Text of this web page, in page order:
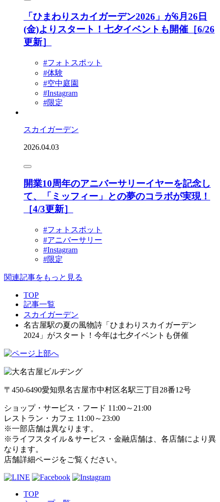
「ひまわりスカイガーデン2026」が6月26日
(金)よりスタート！七夕イベントも開催［6/26
更新］
#フォトスポット
#体験
#空中庭園
#Instagram
#限定
スカイガーデン
2026.04.03
開業10周年のアニバーサリーイヤーを記念し
て、「ミッフィー」との夢のコラボが実現！
［4/3更新］
#フォトスポット
#アニバーサリー
#Instagram
#限定
関連記事をもっと見る
TOP
記事一覧
スカイガーデン
名古屋駅の夏の風物詩「ひまわりスカイガーデン
2024」がスタート！今年は七夕イベントも併催
〒450-6490愛知県名古屋市中村区名駅三丁目28番12号
ショップ・サービス・フード 11:00～21:00
レストラン・カフェ 11:00～23:00
※一部店舗は異なります。
※ライフスタイル＆サービス・金融店舗は、各店舗により異
なります。
店舗詳細ページをご覧ください。
TOP